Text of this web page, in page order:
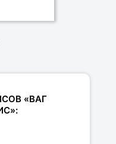
«ВАГ